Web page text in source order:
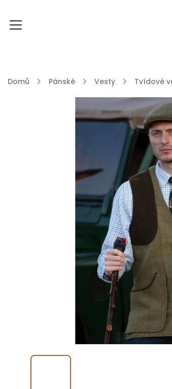
FABLE
Domů / Pánské / Vesty / Tvídové